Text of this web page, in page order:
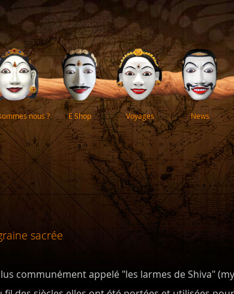
nous ? E Shop Voyages News
sacrée
communément appelé "les larmes de Shiva"